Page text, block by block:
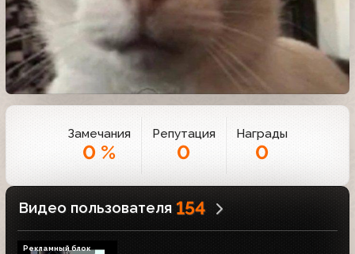
Замечания
0 %
Репутация
0
Награды
0
Видео пользователя 154
Рекламный блок